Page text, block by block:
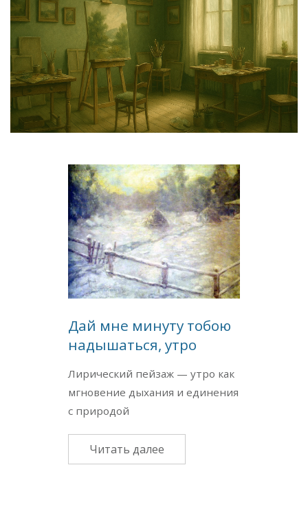
Дай мне минуту тобою
надышаться, утро
Лирический пейзаж — утро как
мгновение дыхания и единения
с природой
Читать далее